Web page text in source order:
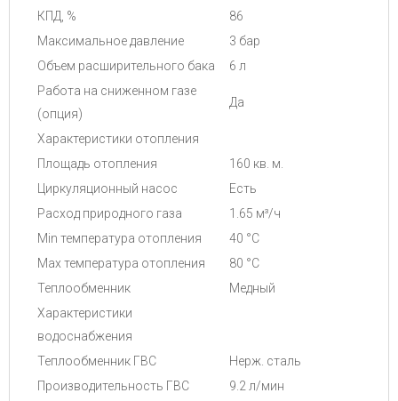
КПД, %
86
Максимальное давление
3 бар
Объем расширительного бака
6 л
Работа на сниженном газе
(опция)
Да
Характеристики отопления
Площадь отопления
160 кв. м.
Циркуляционный насос
Есть
Расход природного газа
1.65 м³/ч
Min температура отопления
40 °C
Max температура отопления
80 °C
Теплообменник
Медный
Характеристики
водоснабжения
Теплообменник ГВС
Нерж. сталь
Производительность ГВС
9.2 л/мин